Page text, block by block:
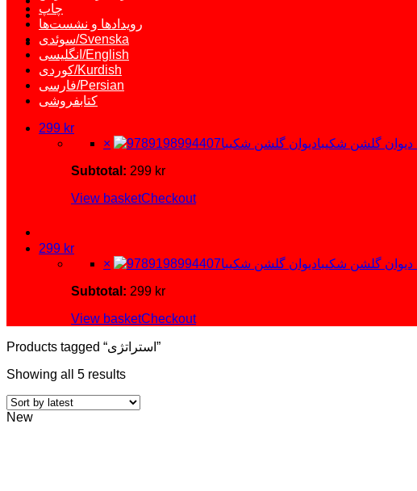
چاپ
رویدادها و نشست‌ها
سوئدی/Svenska
انگلیسی/English
کوردی/Kurdish
فارسی/Persian
کتابفروشی
299 kr
×
Subtotal: 299 kr
View basketCheckout
299 kr
×
Subtotal: 299 kr
View basketCheckout
Products tagged “استراتژی”
Showing all 5 results
New